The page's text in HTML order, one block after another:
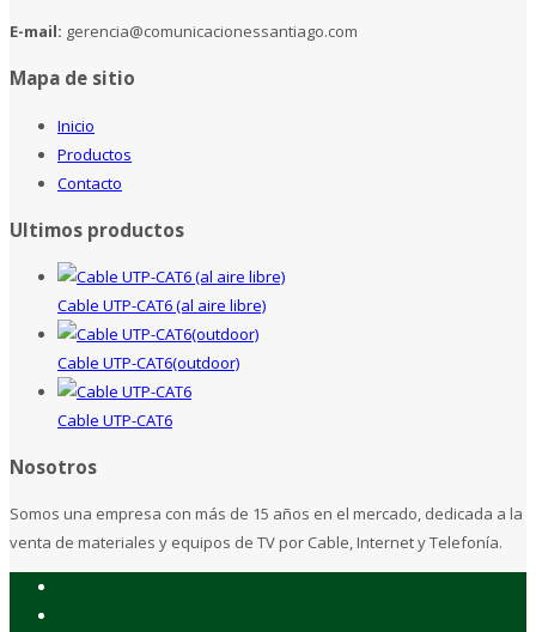
E-mail: gerencia@comunicacionessantiago.com
Mapa de sitio
Inicio
Productos
Contacto
Ultimos productos
Cable UTP-CAT6 (al aire libre)
Cable UTP-CAT6(outdoor)
Cable UTP-CAT6
Nosotros
Somos una empresa con más de 15 años en el mercado, dedicada a la
venta de materiales y equipos de TV por Cable, Internet y Telefonía.